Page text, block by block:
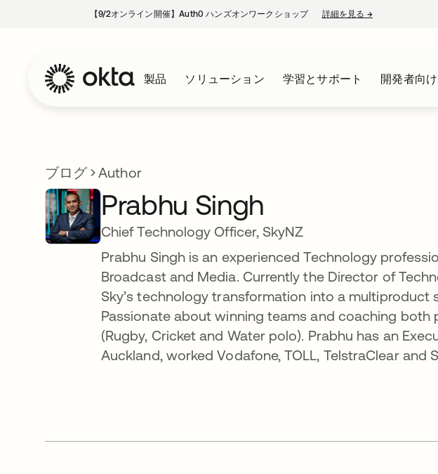
【9/2オンライン開催】Auth0 ハンズオンワークショップ 詳細を見る →新しいタブで開く
製品 ソリューション 学習とサポート 開発者向け
ブログ Author
Prabhu Singh
Chief Technology Officer, SkyNZ
Prabhu Singh is an experienced Technology
Broadcast and Media. Currently the Director of
Sky’s technology transformation into a multiproduct
Passionate about winning teams and coaching both
(Rugby, Cricket and Water polo). Prabhu has an
Auckland, worked Vodafone, TOLL, TelstraClear and